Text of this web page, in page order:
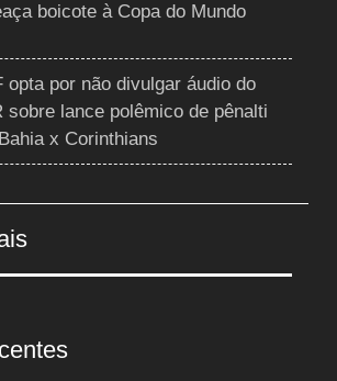
boicote à Copa do Mundo
opta por não divulgar áudio do
sobre lance polêmico de pênalti
x Corinthians